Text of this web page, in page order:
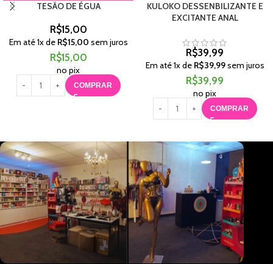
TESÃO DE ÉGUA
R$15,00
Em até1x de R$15,00 sem juros
R$15,00
no pix
COMPRAR
KULOKO DESSENBILIZANTE E
EXCITANTE ANAL
R$39,99
Em até1x de R$39,99sem juros
R$39,99
no pix
COMPRAR